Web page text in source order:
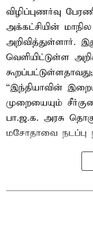
விழிப்புணர்வு
அக்கட்சியின்
அறிவித்துள்ளார்.
வெளியிட்டுள்ள
“இந்தியாவின்
முறையையும்
பா.ஜ.க. அரசு
மசோதாவை நடப்பு